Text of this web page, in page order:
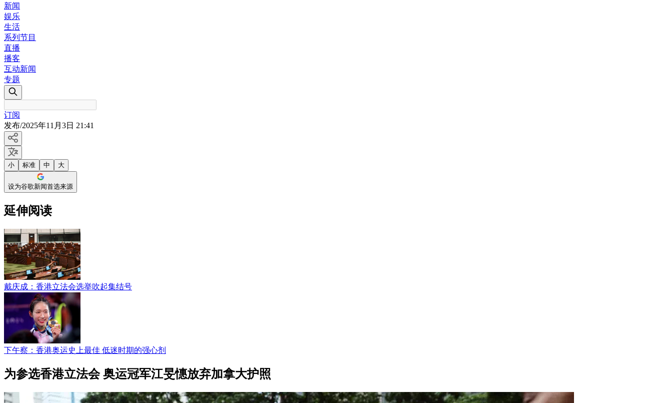
新闻
娱乐
生活
系列节目
直播
播客
互动新闻
专题
订阅
发布/2025年11月3日 21:41
小 标准 中 大
设为谷歌新闻首选来源
延伸阅读
戴庆成：香港立法会选举吹起集结号
下午察：香港奥运史上最佳 低迷时期的强心剂
为参选香港立法会 奥运冠军江旻憓放弃加拿大护照